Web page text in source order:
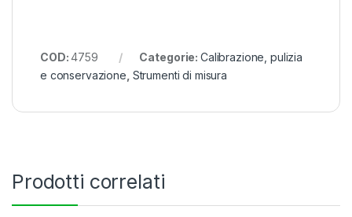
COD:4759 Categorie: Calibrazione, pulizia
e conservazione Strumenti di misura
Prodotti correlati